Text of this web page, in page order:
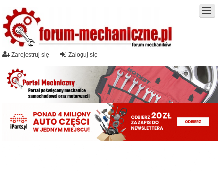
Zaloguj się
Zarejestruj się